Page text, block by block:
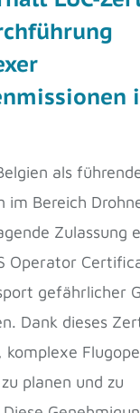
als
im Bereich
Zulassung
Operator
gefährlicher
Dank dieses
komplexe
planen und zu